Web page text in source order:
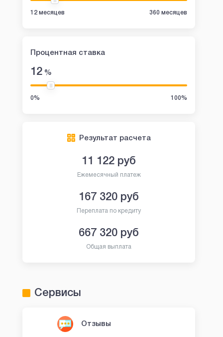
Займ в OneClickMoney
Сумма: 30 000 руб
18 - 80 лет
12 месяцев 360 месяцев
Процентная ставка
12 %
0% 100%
Результат расчета
11 122 руб
Ежемесячный платеж
167 320 руб
Переплата по кредиту
667 320 руб
Общая выплата
Сервисы
Отзывы